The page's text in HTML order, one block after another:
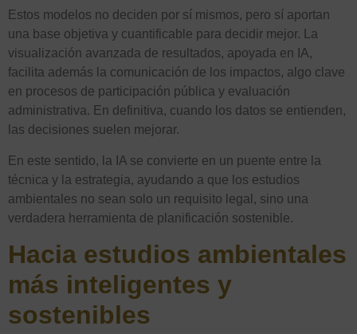
Estos modelos no deciden por sí mismos, pero sí aportan
una base objetiva y cuantificable para decidir mejor. La
visualización avanzada de resultados, apoyada en IA,
facilita además la comunicación de los impactos, algo clave
en procesos de participación pública y evaluación
administrativa. En definitiva, cuando los datos se entienden,
las decisiones suelen mejorar.
En este sentido, la IA se convierte en un puente entre la
técnica y la estrategia, ayudando a que los estudios
ambientales no sean solo un requisito legal, sino una
verdadera herramienta de planificación sostenible.
Hacia estudios ambientales
más inteligentes y
sostenibles